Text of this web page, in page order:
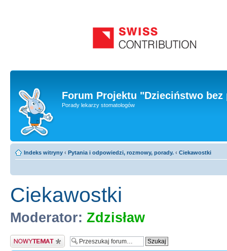
Forum Projektu "Dzieciństwo
Porady lekarzy stomatologów
Indeks witryny ‹ Pytania i odpowiedzi, rozmowy, porady. ‹ Ciekawostki
Ciekawostki
Moderator: Zdzisław
Nowy temat